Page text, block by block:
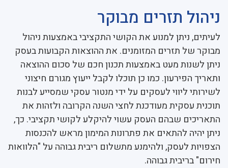
ניהול תזרים מבוקר
לעיתים, ניתן למנוע את הקושי התקציבי באמצעות ניהול
מבוקר של תזרים המזומנים. את ההוצאות הקבועות בעסק
ניתן לשנות מעט באמצעות תכנון חכם של סכום ההוצאה
ותאריך הפירעון. כמו כן תוכלו לקבל ייעוץ מגורם חיצוני
לשירותי ליווי לעסקים על ידי מנטור עסקי שמסייע לבנות
תוכנית עסקית מעודכנת לחצי השנה הקרובה ולזהות את
התאריכים שבהם העסק עשוי להיקלע לקושי תקציבי. כך,
ניתן יהיה להתאים את פתרונות המימון מראש להכנסות
הצפויות לעסק, ולהימנע מתשלום ריבית גבוהה על "הלוואות
חירום" בריבית גבוהה.